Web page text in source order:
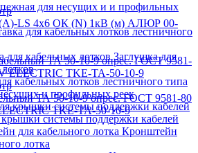
для несущих и и профильных
для кабельных лотков лестничного
Заглушка для
кабельных лотков лестничного типа
и профильных реек
системы поддержки кабелей
Кронштейн
лотка
LS 4х6 ОК (N) 1кВ (м) АЛЮР 00-
ТА 50-10-9 опрес. ГОСТ 9581-80
TKE-TA-50-10-9